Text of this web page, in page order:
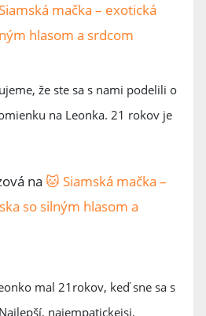
mačka – exotická
hlasom a srdcom
že ste sa s nami podelili o
na Leonka. 21 rokov je
na🐱 Siamská mačka –
so silným hlasom a
mal 21rokov, keď sne sa s
najempatickejsi,